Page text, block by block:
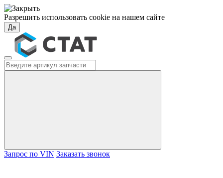
Разрешить использовать cookie на нашем сайте
Да
Запрос по VIN Заказать звонок